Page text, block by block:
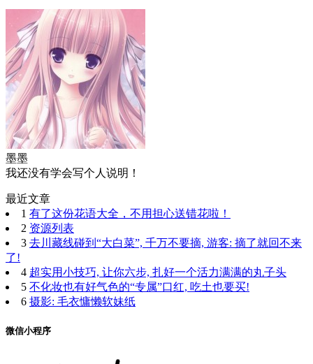
墨墨
我还没有学会写个人说明！
最近文章
1 有了这份花语大全，不用担心送错花啦！
2 资源列表
3 去川藏线碰到“大白菜”, 千万不要摘, 游客: 摘了就回不来
了!
4 超实用小技巧, 让你六步, 扎好一个活力满满的丸子头
5 不化妆也有好气色的“专属”口红, 吃土也要买!
6 摄影: 毛衣慵懒软妹纸
微信小程序